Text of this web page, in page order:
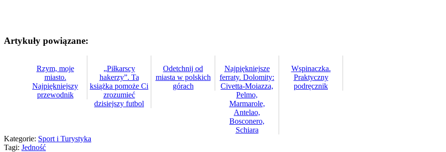
Artykuły powiązane:
Rzym, moje
miasto.
Najpiękniejszy
przewodnik
„Piłkarscy
hakerzy”. Ta
książka pomoże Ci
zrozumieć
dzisiejszy futbol
Odetchnij od
miasta w polskich
górach
Najpiękniejsze
ferraty. Dolomity:
Civetta-Moiazza,
Pelmo,
Marmarole,
Antelao,
Bosconero,
Schiara
Wspinaczka.
Praktyczny
podręcznik
Kategorie: Sport i Turystyka
Tagi: Jedność